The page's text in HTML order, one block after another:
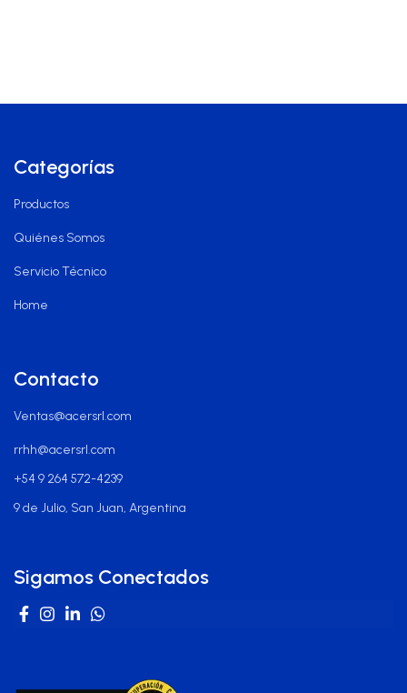
Categorías
Productos
Quiénes Somos
Servicio Técnico
Home
Contacto
Ventas@acersrl.com
rrhh@acersrl.com
+54 9 264 572-4239
9 de Julio, San Juan, Argentina
Sigamos Conectados